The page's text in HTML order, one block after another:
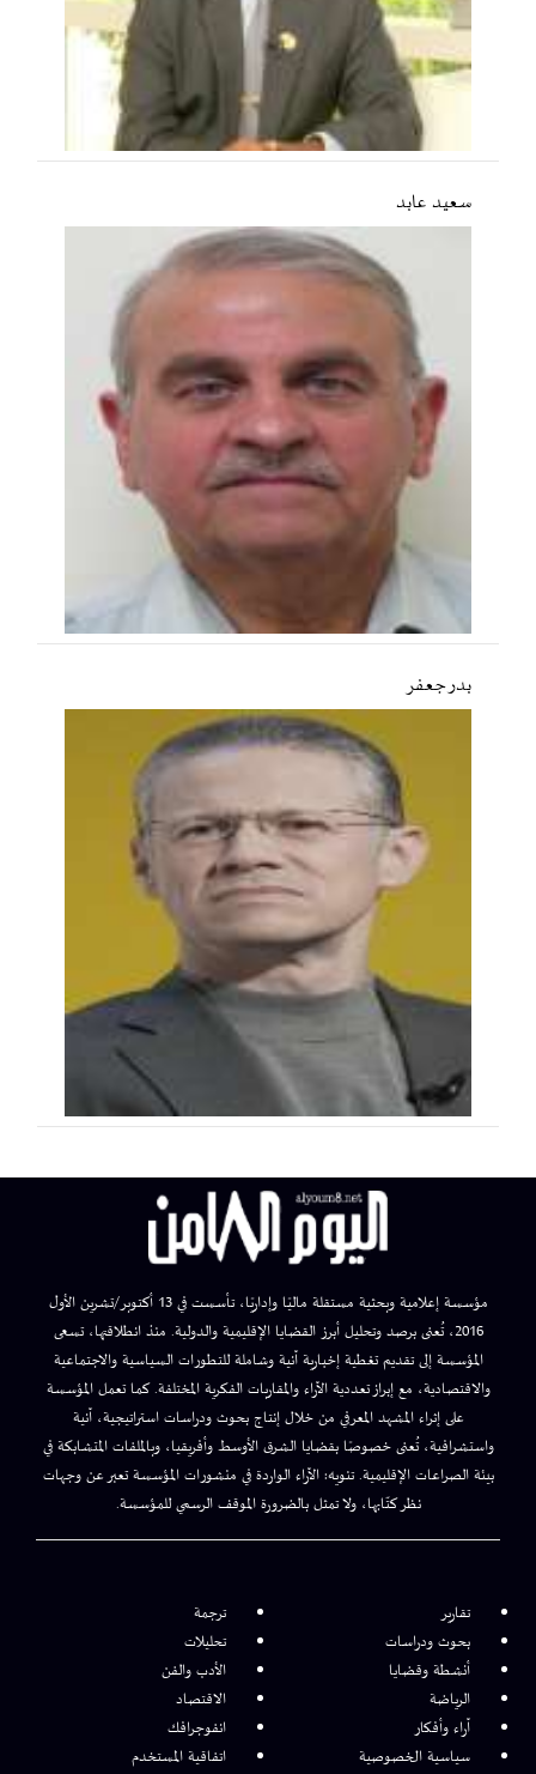
سعید عابد
بدر جعفر
مؤسسة إعلامية وبحثية مستقلة ماليًا وإداريًا، تأسست في 13 أكتوبر/تشرين الأول
2016، تُعنى برصد وتحليل أبرز القضايا الإقليمية والدولية. منذ انطلاقتها، تسعى
المؤسسة إلى تقديم تغطية إخبارية آنية وشاملة للتطورات السياسية والاجتماعية
والاقتصادية، مع إبراز تعددية الآراء والمقاربات الفكرية المختلفة. كما تعمل المؤسسة
على إثراء المشهد المعرفي من خلال إنتاج بحوث ودراسات استراتيجية، آنية
واستشرافية، تُعنى خصوصًا بقضايا الشرق الأوسط وأفريقيا، وبالملفات المتشابكة في
بيئة الصراعات الإقليمية. تنويه: الآراء الواردة في منشورات المؤسسة تعبر عن وجهات
نظر كتّابها، ولا تمثل بالضرورة الموقف الرسمي للمؤسسة.
تقارير
ترجمة
بحوث ودراسات
تحليلات
أنشطة وقضايا
الأدب والفن
الرياضة
الاقتصاد
آراء وأفكار
انفوجرافك
سياسية الخصوصية
اتفاقية المستخدم